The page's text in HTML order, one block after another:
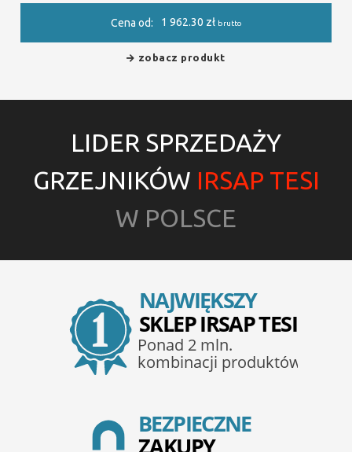
Cena od: 1 962.30 zł brutto
zobacz produkt
LIDER SPRZEDAŻY
GRZEJNIKÓW IRSAP TESI
W POLSCE